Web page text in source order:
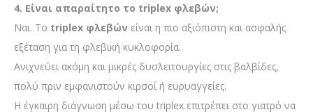
4. Είναι απαραίτητο το triplex φλεβών;
Ναι. Το triplex φλεβών είναι η πιο αξιόπιστη και ασφαλής
εξέταση για τη φλεβική κυκλοφορία.
Ανιχνεύει ακόμη και μικρές δυσλειτουργίες στις βαλβίδες,
πολύ πριν εμφανιστούν κιρσοί ή ευρυαγγείες.
Η έγκαιρη διάγνωση μέσω του triplex επιτρέπει στο γιατρό να